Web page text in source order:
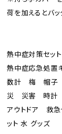
荷を加えるとバッ
熱中症対策セ
熱中症応急処
数計 梅 帽子
災 災害 時計
アウトドア 救
ット 水 グッズ